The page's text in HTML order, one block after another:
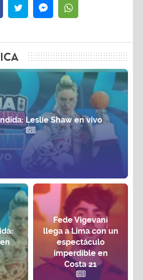
Leslie Shaw en vivo
Fede Vigevani
llega a Lima con un
espectáculo
imperdible en
Costa 21